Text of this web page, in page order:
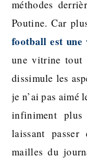
méthodes
Poutine. Car
football est
une vitrine tout
dissimule les
je n’ai pas aimé
infiniment
laissant
mailles du